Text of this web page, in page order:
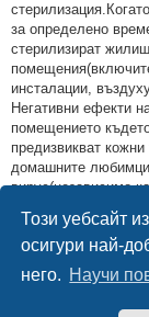
Този уебсайт
осигури най-
него. Научи
за определено
стерилизират
инсталации,
Негативни ефекти
помещението
предизвикват
домашните
вирус(независимо
мощтността на
Отговори